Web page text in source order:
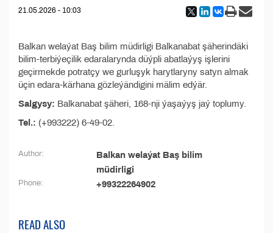
21.05.2026 - 10:03
Balkan welaýat Baş bilim müdirligi Balkanabat şäherindäki
bilim-terbiýeçilik edaralarynda düýpli abatlaýyş işlerini
geçirmekde potratçy we gurluşyk harytlaryny satyn almak
üçin edara-kärhana gözleýändigini mälim edýär.
Salgysy: Balkanabat şäheri, 168-nji ýaşaýyş jaý toplumy.
Tel.: (+993222) 6-49-02.
Author:
Balkan welaýat Baş bilim
müdirligi
Phone: +99322264902
READ ALSO